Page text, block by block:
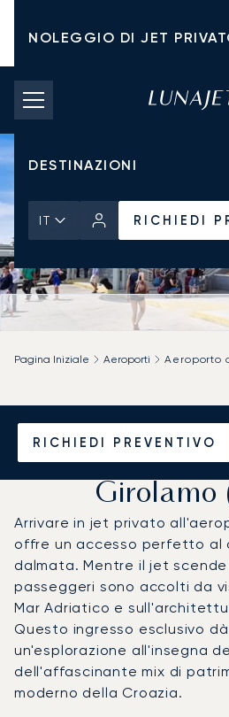
NOLEGGIO DI JET
TARIFFE DI NOLEGGIO
JET PRIVATI
DESTINAZIONI
IT RICHIEDI
RICHIEDI PREVENTIVO
Pagina Iniziale Aeroporti Aeroporto
Noleggio jet
l'Aeroporto di
Girolamo
Arrivare in jet privato
offre un accesso perfetto al
dalmata. Mentre il jet
passeggeri sono accolti da
Mar Adriatico e
Questo ingresso esclusivo
un'esplorazione all'insegna
dell'affascinante mix di
moderno della Croazia.